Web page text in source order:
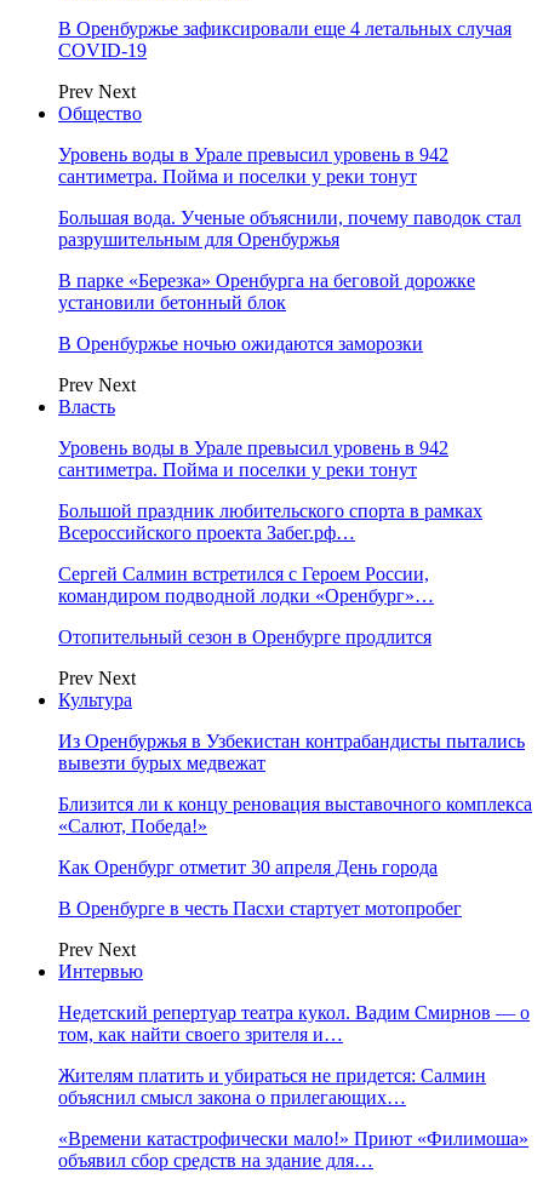
В Оренбуржье зафиксировали еще 4 летальных случая
COVID-19
Prev Next
Общество
Уровень воды в Урале превысил уровень в 942
сантиметра. Пойма и поселки у реки тонут
Большая вода. Ученые объяснили, почему паводок стал
разрушительным для Оренбуржья
В парке «Березка» Оренбурга на беговой дорожке
установили бетонный блок
В Оренбуржье ночью ожидаются заморозки
Prev Next
Власть
Уровень воды в Урале превысил уровень в 942
сантиметра. Пойма и поселки у реки тонут
Большой праздник любительского спорта в рамках
Всероссийского проекта Забег.рф…
Сергей Салмин встретился с Героем России,
командиром подводной лодки «Оренбург»…
Отопительный сезон в Оренбурге продлится
Prev Next
Культура
Из Оренбуржья в Узбекистан контрабандисты пытались
вывезти бурых медвежат
Близится ли к концу реновация выставочного комплекса
«Салют, Победа!»
Как Оренбург отметит 30 апреля День города
В Оренбурге в честь Пасхи стартует мотопробег
Prev Next
Интервью
Недетский репертуар театра кукол. Вадим Смирнов — о
том, как найти своего зрителя и…
Жителям платить и убираться не придется: Салмин
объяснил смысл закона о прилегающих…
«Времени катастрофически мало!» Приют «Филимоша»
объявил сбор средств на здание для…